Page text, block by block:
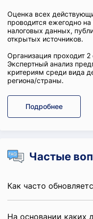
Оценка всех
проводится ежегодно
налоговых данных,
открытых источников.
Организация проходит 2
Экспертный анализ
критериям среди вида
региона/страны.
Подробнее
Частые
Как часто
На основании каких